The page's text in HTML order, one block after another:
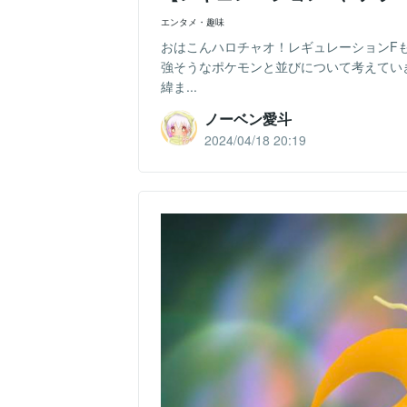
エンタメ・趣味
おはこんハロチャオ！レギュレーションF
強そうなポケモンと並びについて考えて
緯ま...
ノーベン愛斗
2024/04/18 20:19